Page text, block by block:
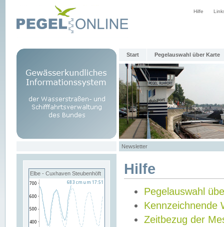
Hilfe
Start Pegelauswahl über Karte
Newsletter
Elbe - Cuxhaven Steubenhöft Hilfe
Pegelauswahl
Kennzeichnende
Zeitbezug der